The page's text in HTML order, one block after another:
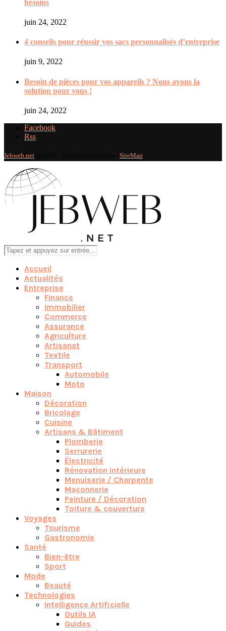
besoins
juin 24, 2022
4 conseils pour réussir vos sacs personnalisés d’entreprise
juin 9, 2022
Besoin de pièces pour vos appareils ? Nous avons la
solution pour vous !
juin 24, 2022
Facebook
Rss
Jebweb.net SiteMap
Accueil
Actualités
Entreprise
Finance
Immobilier
Commerce
Assurance
Agriculture
Artisanat
Textile
Transport
Automobile
Moto
Maison
Décoration
Bricolage
Cuisine
Artisans & Bâtiment
Plomberie
Serrurerie
Électricité
Rénovation intérieure
Menuiserie / Charpente
Maçonnerie
Peinture / Décoration
Toiture & couverture
Voyages
Tourisme
Gastronomie
Santé
Bien-être
Sport
Mode
Beauté
Technologies
Intelligence Artificielle
Outils IA
Guides